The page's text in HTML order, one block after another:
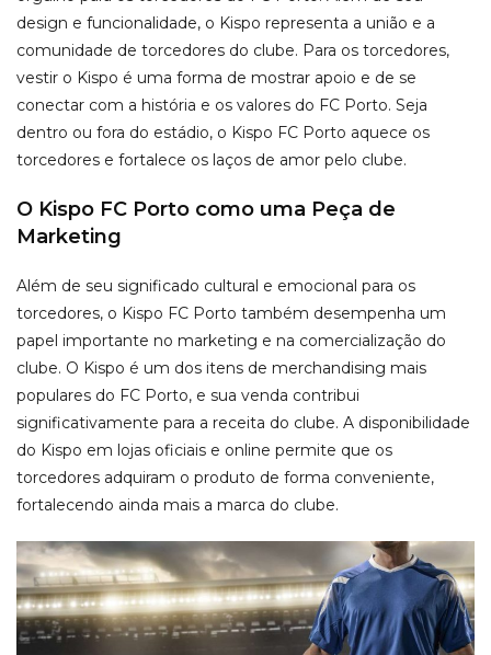
design e funcionalidade, o Kispo representa a união e a
comunidade de torcedores do clube. Para os torcedores,
vestir o Kispo é uma forma de mostrar apoio e de se
conectar com a história e os valores do FC Porto. Seja
dentro ou fora do estádio, o Kispo FC Porto aquece os
torcedores e fortalece os laços de amor pelo clube.
O Kispo FC Porto como uma Peça de
Marketing
Além de seu significado cultural e emocional para os
torcedores, o Kispo FC Porto também desempenha um
papel importante no marketing e na comercialização do
clube. O Kispo é um dos itens de merchandising mais
populares do FC Porto, e sua venda contribui
significativamente para a receita do clube. A disponibilidade
do Kispo em lojas oficiais e online permite que os
torcedores adquiram o produto de forma conveniente,
fortalecendo ainda mais a marca do clube.